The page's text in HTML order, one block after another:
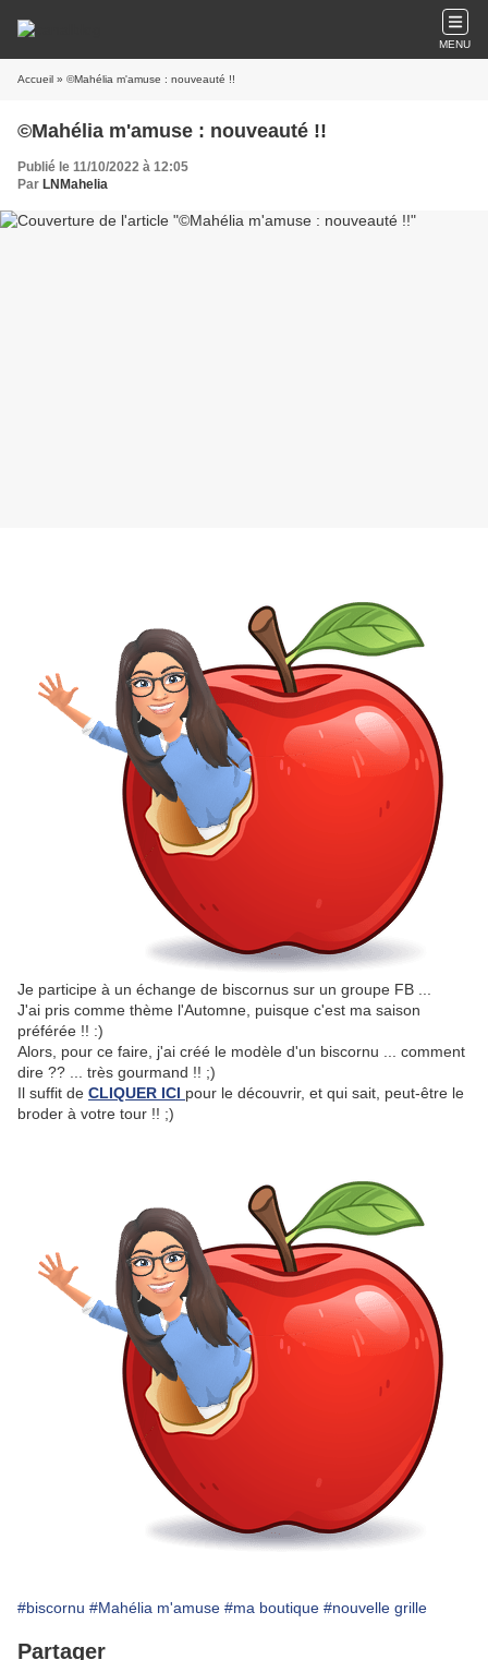
MENU
Accueil » ©Mahélia m'amuse : nouveauté !!
©Mahélia m'amuse : nouveauté !!
Publié le 11/10/2022 à 12:05
Par LNMahelia
Je participe à un échange de biscornus sur un groupe FB ...
J'ai pris comme thème l'Automne, puisque c'est ma saison
préférée !! :)
Alors, pour ce faire, j'ai créé le modèle d'un biscornu ... comment
dire ?? ... très gourmand !! ;)
Il suffit de CLIQUER ICI pour le découvrir, et qui sait, peut-être le
broder à votre tour !! ;)
#biscornu #Mahélia m'amuse #ma boutique #nouvelle grille
Partager